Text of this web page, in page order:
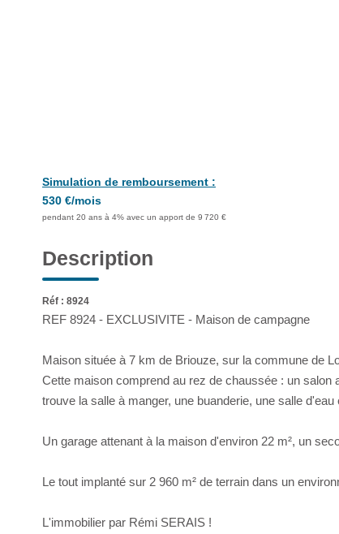
Simulation de remboursement :
530 €/mois
pendant 20 ans à 4% avec un apport de 9 720 €
Description
Réf : 8924
REF 8924 - EXCLUSIVITE - Maison de campagne
Maison située à 7 km de Briouze, sur la commune de
Cette maison comprend au rez de chaussée : un
trouve la salle à manger, une buanderie, une salle
Un garage attenant à la maison d'environ 22 m², un
Le tout implanté sur 2 960 m² de terrain dans un
L'immobilier par Rémi SERAIS !